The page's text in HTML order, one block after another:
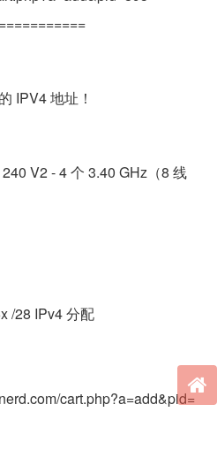
IPV4 地址！
V2 - 4 个 3.40 GHz（8 线
/28 IPv4 分配
cart.php?a=add&pid=